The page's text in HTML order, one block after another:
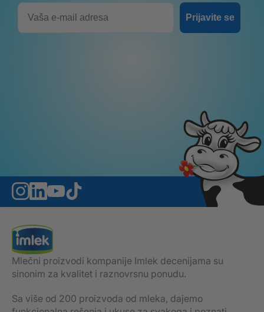
Mlečni proizvodi kompanije Imlek decenijama su
sinonim za kvalitet i raznovrsnu ponudu.
Sa više od 200 proizvoda od mleka, dajemo
Email
Prijavite se